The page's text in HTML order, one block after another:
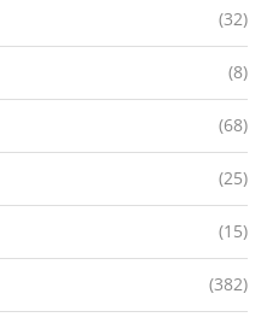
(32)
(8)
(68)
(25)
(15)
(382)